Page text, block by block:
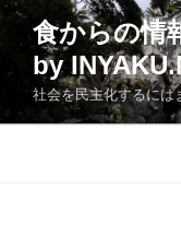
コ
食からの情
by
社会を民主化するには